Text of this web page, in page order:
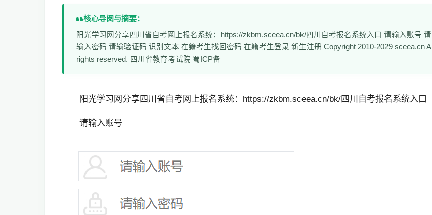
核心导阅与摘要：
阳光学习网分享四川省自考网上报名系统：https://zkbm.sceea.cn/bk/四川自考报名系统入口 请输入账号 请
输入密码 请输验证码 识别文本 在籍考生找回密码 在籍考生登录 新生注册 Copyright 2010-2029 sceea.cn All
rights reserved. 四川省教育考试院 蜀ICP备
阳光学习网分享四川省自考网上报名系统：https://zkbm.sceea.cn/bk/四川自考报名系统入口
请输入账号